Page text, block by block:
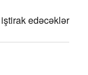
iştirak edəcəklər